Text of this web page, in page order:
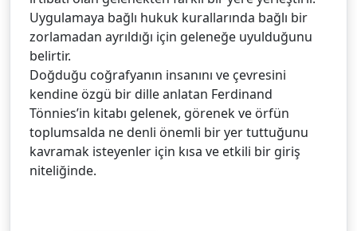
Uygulamaya bağlı hukuk kurallarında bağlı bir
zorlamadan ayrıldığı için geleneğe uyulduğunu
belirtir.
Doğduğu coğrafyanın insanını ve çevresini
kendine özgü bir dille anlatan Ferdinand
Tönnies’in kitabı gelenek, görenek ve örfün
toplumsalda ne denli önemli bir yer tuttuğunu
kavramak isteyenler için kısa ve etkili bir giriş
niteliğinde.